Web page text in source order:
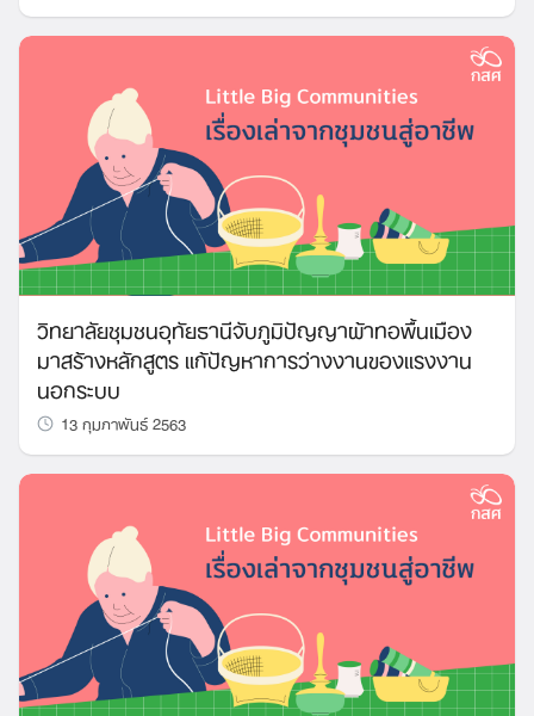
Search
วิทยาลัยชุมชนอุทัยธานีจับภูมิปัญญาผ้าทอพื้นเมือง
มาสร้างหลักสูตร แก้ปัญหาการว่างงานของแรงงาน
นอกระบบ
13 กุมภาพันธ์ 2563